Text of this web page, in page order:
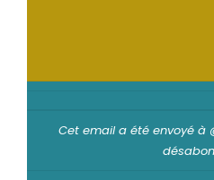
Cet email a été envoyé à